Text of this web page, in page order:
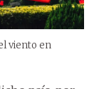
viento en